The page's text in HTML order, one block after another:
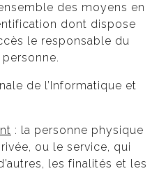
des moyens en
dont dispose
le responsable du
de l’Informatique et
: la personne physique
ou le service, qui
les finalités et les